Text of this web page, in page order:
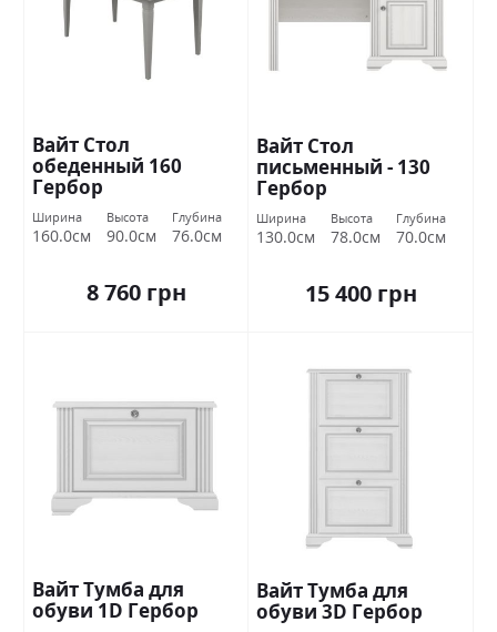
Вайт Стол
обеденный 160
Гербор
Ширина
160.0см
Высота
90.0см
Глубина
76.0см
8 760 грн
Вайт Стол
письменный - 130
Гербор
Ширина
130.0см
Высота
78.0см
Глубина
70.0см
15 400 грн
Вайт Тумба для
обуви 1D Гербор
Вайт Тумба для
обуви 3D Гербор